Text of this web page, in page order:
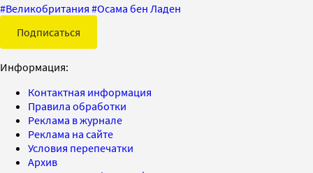
#Великобритания #Осама бен Ладен
Подписаться
Информация:
Контактная информация
Правила обработки
Реклама в журнале
Реклама на сайте
Условия перепечатки
Архив